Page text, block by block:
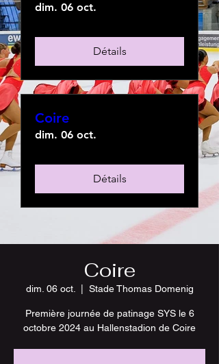
dim. 06 oct.
Détails
Coire
dim. 06 oct.
Détails
Coire
dim. 06 oct. Stade Thomas Domenig
Première journée de patinage SYS le 6
octobre 2024 au Hallenstadion de Coire